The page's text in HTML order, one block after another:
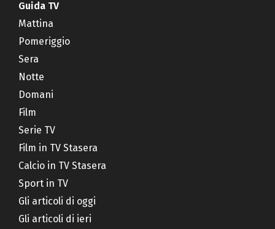
Guida TV
Mattina
Pomeriggio
Sera
Notte
Domani
Film
Serie TV
Film in TV Stasera
Calcio in TV Stasera
Sport in TV
Gli articoli di oggi
Gli articoli di ieri